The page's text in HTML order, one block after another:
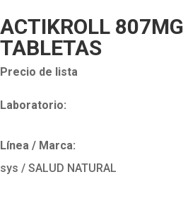
ACTIKROLL
TABLETAS
Precio de lista
Laboratorio:
Línea / Marca:
sys / SALUD NATURAL